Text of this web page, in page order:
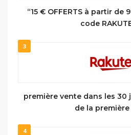
“15 € OFFERTS à partir de
code
3
première vente dans les 30
de la
4